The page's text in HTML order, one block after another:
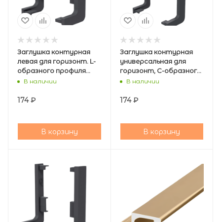
Заглушка контурная
левая для горизонт. L-
образного профиля
,графит, AQ
В наличии
174₽
В корзину
Заглушка контурная
универсальная для
горизонт, C-образного
профиля,графит, AQ
В наличии
174₽
В корзину